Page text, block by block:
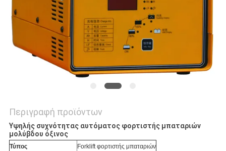
Περιγραφή προϊόντων
Υψηλής συχνότητας αυτόματος φορτιστής μπαταριών
μολύβδου όξινος
Τύπος
Forklift φορτιστής μπαταριών